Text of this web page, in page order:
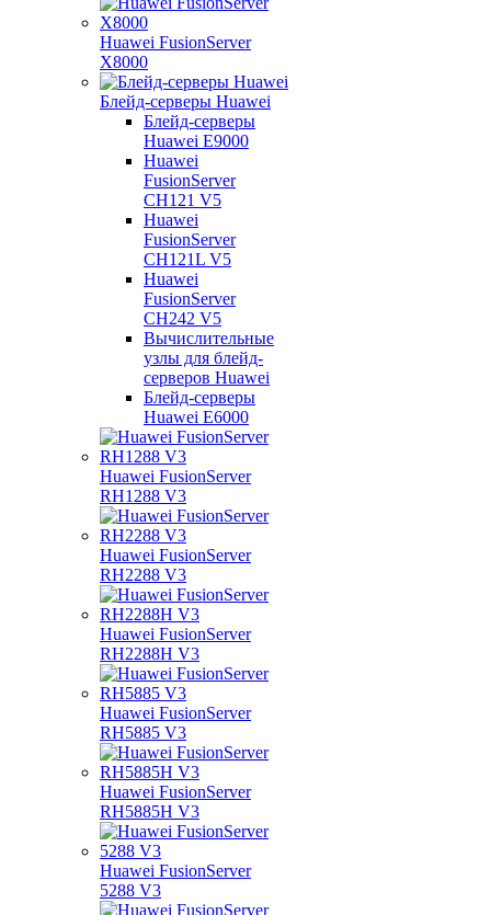
Huawei FusionServer
X8000
Блейд-серверы Huawei
Блейд-серверы
Huawei E9000
Huawei
FusionServer
CH121 V5
Huawei
FusionServer
CH121L V5
Huawei
FusionServer
CH242 V5
Вычислительные
узлы для блейд-
серверов Huawei
Блейд-серверы
Huawei E6000
Huawei FusionServer
RH1288 V3
Huawei FusionServer
RH2288 V3
Huawei FusionServer
RH2288H V3
Huawei FusionServer
RH5885 V3
Huawei FusionServer
RH5885H V3
Huawei FusionServer
5288 V3